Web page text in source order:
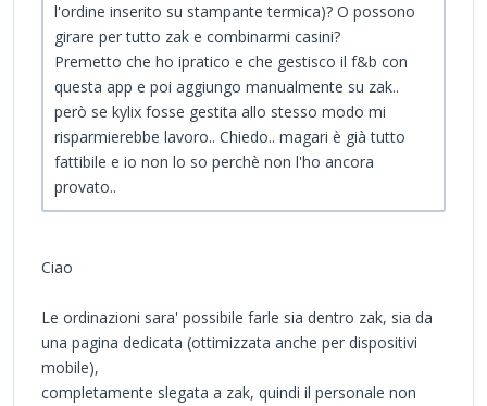
l'ordine inserito su stampante termica)? O possono
girare per tutto zak e combinarmi casini?
Premetto che ho ipratico e che gestisco il f&b con
questa app e poi aggiungo manualmente su zak..
però se kylix fosse gestita allo stesso modo mi
risparmierebbe lavoro.. Chiedo.. magari è già tutto
fattibile e io non lo so perchè non l'ho ancora
provato..
Ciao
Le ordinazioni sara' possibile farle sia dentro zak, sia da
una pagina dedicata (ottimizzata anche per dispositivi
mobile),
completamente slegata a zak, quindi il personale non